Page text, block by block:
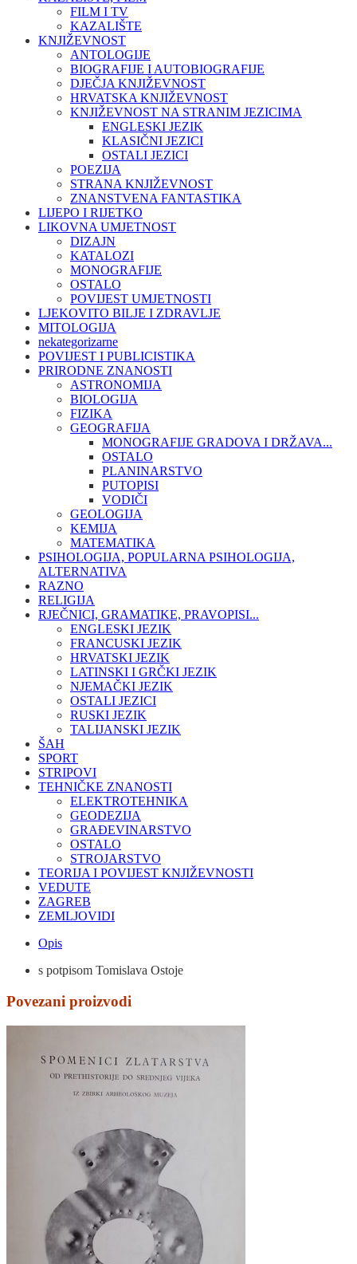
FILM I TV
KAZALIŠTE
KNJIŽEVNOST
ANTOLOGIJE
BIOGRAFIJE I AUTOBIOGRAFIJE
DJEČJA KNJIŽEVNOST
HRVATSKA KNJIŽEVNOST
KNJIŽEVNOST NA STRANIM JEZICIMA
ENGLESKI JEZIK
KLASIČNI JEZICI
OSTALI JEZICI
POEZIJA
STRANA KNJIŽEVNOST
ZNANSTVENA FANTASTIKA
LIJEPO I RIJETKO
LIKOVNA UMJETNOST
DIZAJN
KATALOZI
MONOGRAFIJE
OSTALO
POVIJEST UMJETNOSTI
LJEKOVITO BILJE I ZDRAVLJE
MITOLOGIJA
nekategorizarne
POVIJEST I PUBLICISTIKA
PRIRODNE ZNANOSTI
ASTRONOMIJA
BIOLOGIJA
FIZIKA
GEOGRAFIJA
MONOGRAFIJE GRADOVA I DRŽAVA...
OSTALO
PLANINARSTVO
PUTOPISI
VODIČI
GEOLOGIJA
KEMIJA
MATEMATIKA
PSIHOLOGIJA, POPULARNA PSIHOLOGIJA,
ALTERNATIVA
RAZNO
RELIGIJA
RJEČNICI, GRAMATIKE, PRAVOPISI...
ENGLESKI JEZIK
FRANCUSKI JEZIK
HRVATSKI JEZIK
LATINSKI I GRČKI JEZIK
NJEMAČKI JEZIK
OSTALI JEZICI
RUSKI JEZIK
TALIJANSKI JEZIK
ŠAH
SPORT
STRIPOVI
TEHNIČKE ZNANOSTI
ELEKTROTEHNIKA
GEODEZIJA
GRAĐEVINARSTVO
OSTALO
STROJARSTVO
TEORIJA I POVIJEST KNJIŽEVNOSTI
VEDUTE
ZAGREB
ZEMLJOVIDI
Opis
s potpisom Tomislava Ostoje
Povezani proizvodi